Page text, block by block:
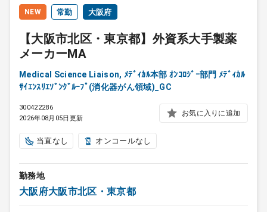
NEW 常勤 大阪府
【大阪市北区・東京都】外資系大手製薬
メーカーMA
Medical Science Liaison, ﾒﾃﾞｨｶﾙ本部 ｵﾝｺﾛｼﾞｰ部門 ﾒﾃﾞｨｶﾙ
ｻｲｴﾝｽﾘｴｿﾞﾝｸﾞﾙｰﾌﾟ(消化器がん領域)_GC
300422286
2026年08月05日更新
お気に入りに追加
当直なし オンコールなし
勤務地
大阪府大阪市北区・東京都